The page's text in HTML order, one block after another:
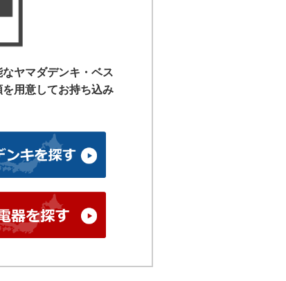
ヤマダデンキ・ベス
用意してお持ち込み